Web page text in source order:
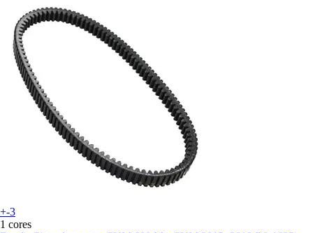
+-3
1 cores